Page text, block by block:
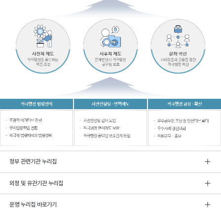
정부 관련기관 누리집
외청 및 유관기관 누리집
운영 누리집 바로가기